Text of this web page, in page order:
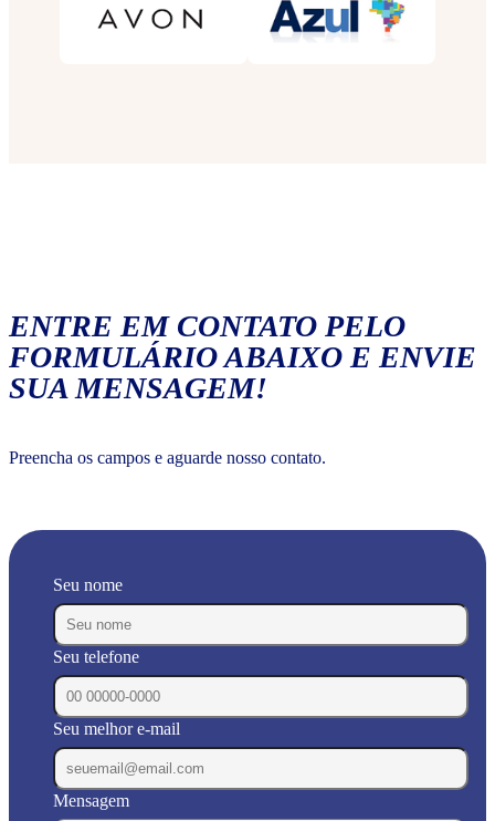
ENTRE EM CONTATO PELO
FORMULÁRIO ABAIXO E ENVIE
SUA MENSAGEM!
Preencha os campos e aguarde nosso contato.
Seu nome
Seu telefone
Seu melhor e-mail
Mensagem